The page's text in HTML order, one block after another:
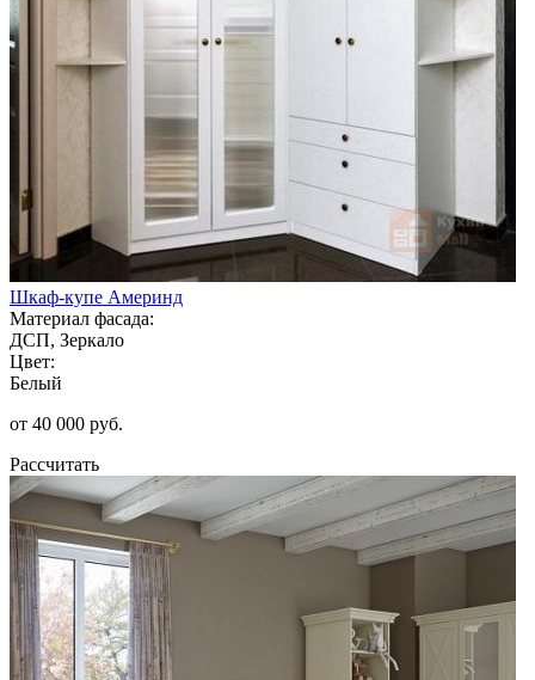
Шкаф-купе Америнд
Материал фасада:
ДСП, Зеркало
Цвет:
Белый
от 40 000 руб.
Рассчитать